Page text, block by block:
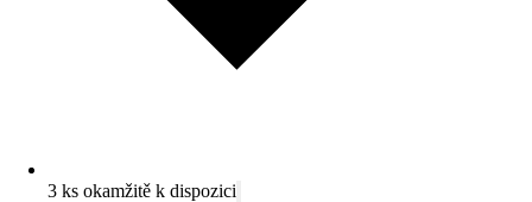
3 ks okamžitě k dispozici